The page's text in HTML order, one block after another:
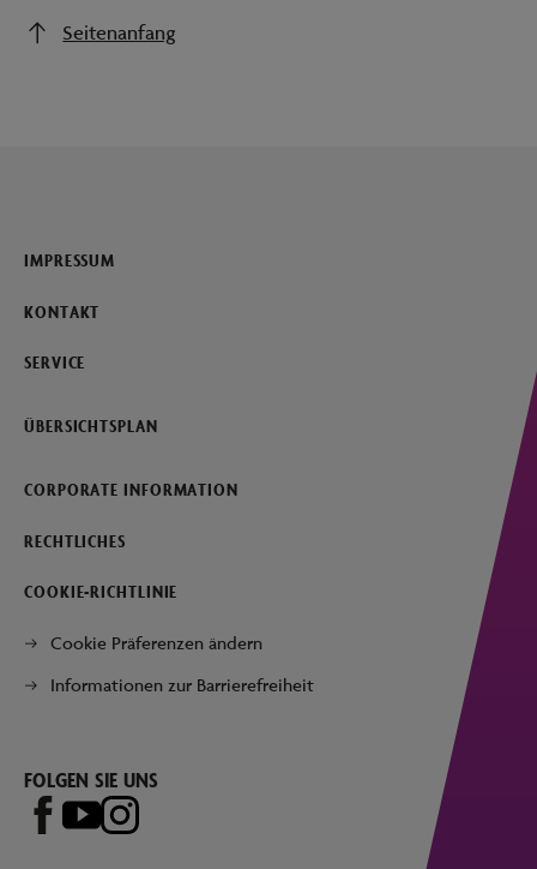
Seitenanfang
IMPRESSUM
KONTAKT
SERVICE
ÜBERSICHTSPLAN
CORPORATE INFORMATION
RECHTLICHES
COOKIE-RICHTLINIE
Cookie Präferenzen ändern
Informationen zur Barrierefreiheit
FOLGEN SIE UNS